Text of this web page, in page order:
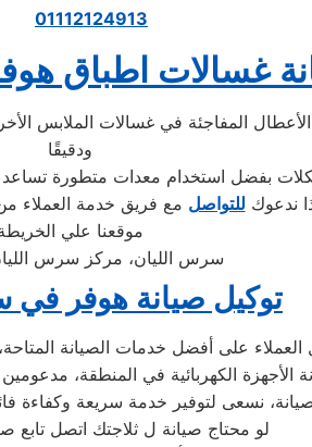
01112124913
غسالات اطباق
المفاجئة في غسالات الملابس
ودقيقًا
بفضل استخدام معدات متطورة تساعد
ندعوك للتواصل
موقعنا علي
سرس الليان، مركز سرس
توكيل صيانة هوفر في
لو محتاج صيانة ل ثلاجتك اتصل تابع